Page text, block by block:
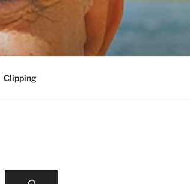
Clipping